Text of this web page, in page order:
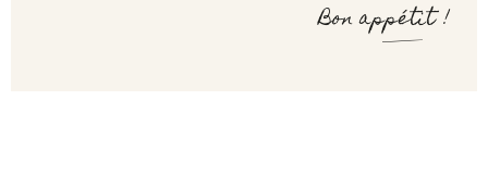
Bon appétit !